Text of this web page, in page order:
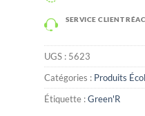
SERVICE CLIENT
UGS : 5623
Catégories : Produits
Étiquette :Green'R